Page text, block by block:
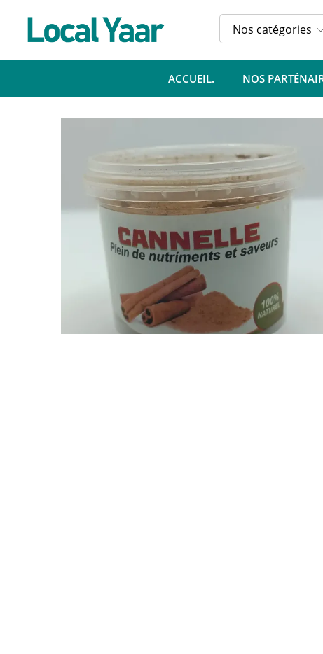
Nos catégories
ACCUEIL. NOS
Commentaires (0) Vendor Info
Demande de produit